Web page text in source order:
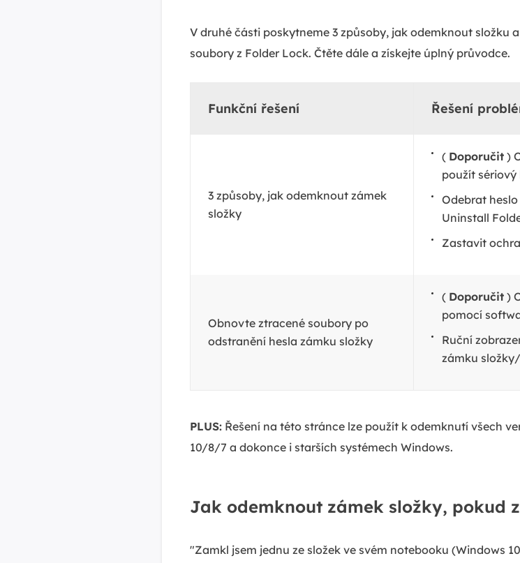
V druhé části poskytneme 3 způsoby, jak odemknout složku
soubory z Folder Lock. Čtěte dále a získejte úplný průvodce.
Funkční řešení Řešení
3 způsoby, jak odemknout zámek
složky
( Doporučit )
použít sériový
Odebrat
Uninstall
Zastavit
Obnovte ztracené soubory po
odstranění hesla zámku složky
( Doporučit )
pomocí
Ruční
zámku
PLUS: Řešení na této stránce lze použít k odemknutí všech
10/8/7 a dokonce i starších systémech Windows.
Jak odemknout zámek složky, pokud
"Zamkl jsem jednu ze složek ve svém notebooku (Windows